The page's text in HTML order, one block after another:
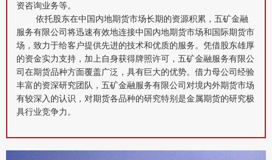
资咨询业务等。
依托股东在中国内地期货市场长期的资源积累，五矿金融
服务有限公司将迅速有效地连接中国内地期货市场和国际期货市
场，致力于给客户提供先进的技术和优质的服务。凭借股东雄厚
的资金实力支持，加上自身获得牌照许可，五矿金融服务有限公
司在期货品种方面覆盖广泛，具有巨大的优势。借力母公司经验
丰富的资深研究团队，五矿金融服务有限公司对境内外期货市场
有较深入的认识，对期货各品种的研究特别是金属期货的研究极
具行业竞争力。